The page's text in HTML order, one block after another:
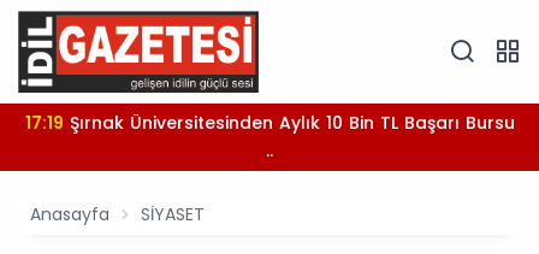
17:19
..
Anasayfa SİYASET